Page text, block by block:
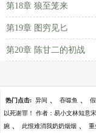
第18章 狼至笼来
第19章 图穷见匕
第20章 陈甘二的初战
热门点击: 异间 、 吞噬鱼 、
以死谢罪！ 作者：易小文林知意
婉 、 此恨难消我奶奶烟烟 、 重